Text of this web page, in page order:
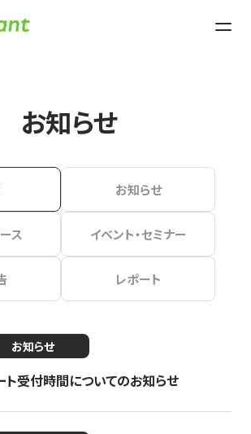
お知らせ
お知らせ
ス イベント・セミナー
レポート
お知らせ
ト受付時間についてのお知らせ